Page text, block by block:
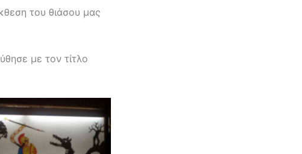
του θιάσου μας
με τον τίτλο